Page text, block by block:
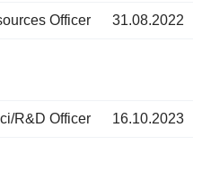
Officer 31.08.2022
R&D Officer 16.10.2023